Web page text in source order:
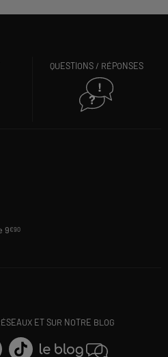
QUESTIONS / RÉPONSES
9€90
ET SUR NOTRE BLOG